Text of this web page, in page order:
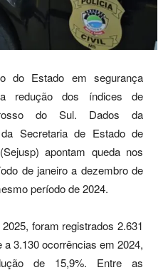
do Estado em segurança
redução dos índices de
do Sul. Dados da
Secretaria de Estado de
apontam queda nos
de janeiro a dezembro de
período de 2024.
foram registrados 2.631
3.130 ocorrências em 2024,
de 15,9%. Entre as